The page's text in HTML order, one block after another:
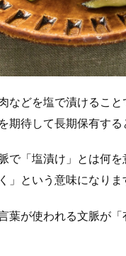
どを塩で漬けること
待して長期保有する
で「塩漬け」とは何
」という意味になりま
葉が使われる文脈が